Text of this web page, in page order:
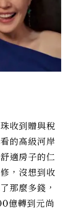
收到贈與稅
的高級河岸
適房子的仁
，沒想到收
那麼多錢，
億轉到元尚